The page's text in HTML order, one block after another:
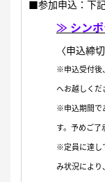
■参加申込：下
≫ シンポ
〈申込締
※申込受付後
へお越しくだ
※申込期間で
す。予めご了
※定員に達し
み状況によ